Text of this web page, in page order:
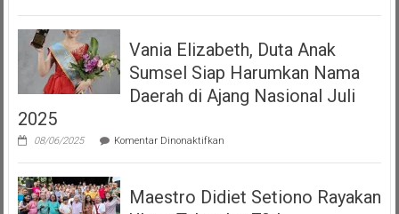
Elizabeth
Duta
Anak
Sumsel
Menginspirasi
Modelling
Positif
Vania Elizabeth, Duta Anak
Sumsel Siap Harumkan Nama
Daerah di Ajang Nasional Juli
2025
08/06/2025 Komentar Dinonaktifkanpada
Elizabeth,
Anak
Sumsel
Maestro Didiet Setiono Rayakan